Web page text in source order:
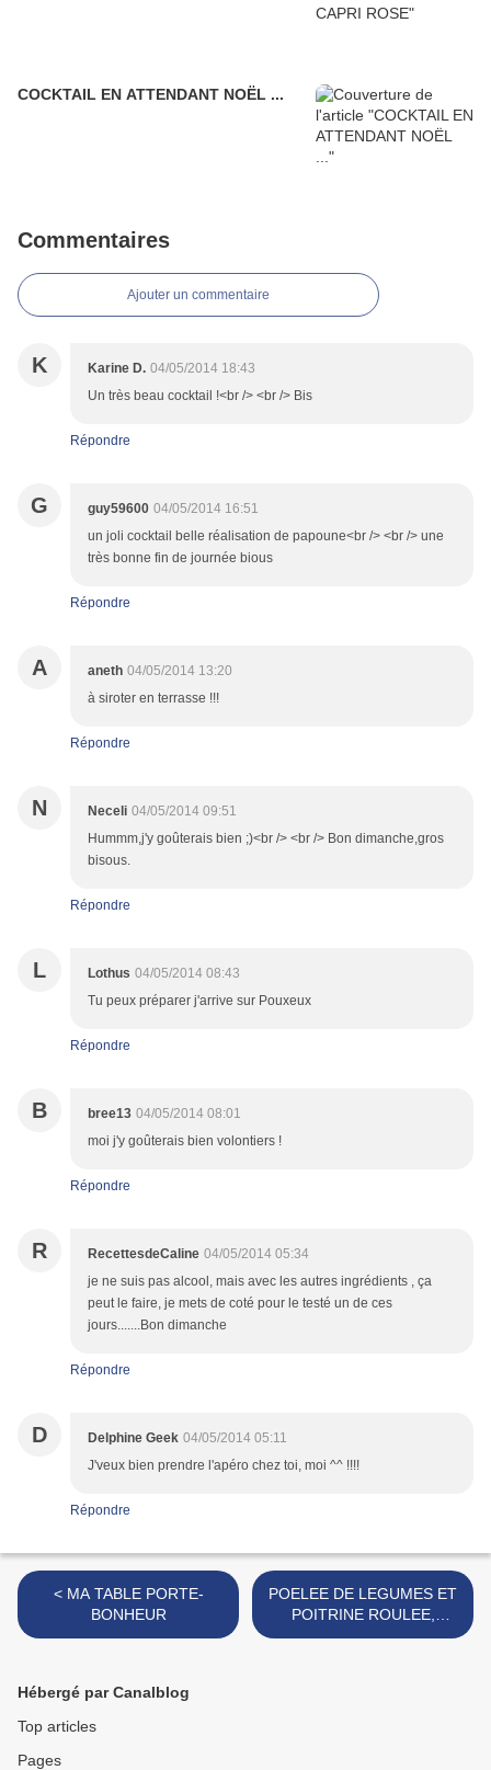
COCKTAIL EN ATTENDANT NOËL ...
Commentaires
Ajouter un commentaire
K Karine D. 04/05/2014 18:43
Un très beau cocktail !<br /> <br /> Bis
Répondre
G guy59600 04/05/2014 16:51
un joli cocktail belle réalisation de papoune<br /> <br /> une
très bonne fin de journée bious
Répondre
A aneth 04/05/2014 13:20
à siroter en terrasse !!!
Répondre
N Neceli 04/05/2014 09:51
Hummm,j'y goûterais bien ;)<br /> <br /> Bon dimanche,gros
bisous.
Répondre
L Lothus 04/05/2014 08:43
Tu peux préparer j'arrive sur Pouxeux
Répondre
B bree13 04/05/2014 08:01
moi j'y goûterais bien volontiers !
Répondre
R RecettesdeCaline 04/05/2014 05:34
je ne suis pas alcool, mais avec les autres ingrédients , ça
peut le faire, je mets de coté pour le testé un de ces
jours.......Bon dimanche
Répondre
D Delphine Geek 04/05/2014 05:11
J'veux bien prendre l'apéro chez toi, moi ^^ !!!!
Répondre
< MA TABLE PORTE-
BONHEUR
POELEE DE LEGUMES ET
POITRINE ROULEE,
OEUFS POCHES >
Hébergé par Canalblog
Top articles
Pages